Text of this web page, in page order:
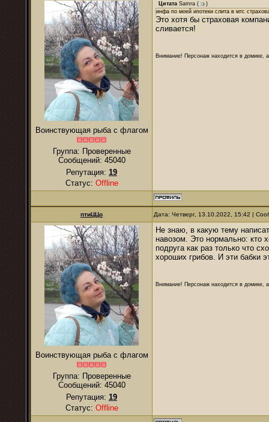
Воинствующая рыба с флагом
Группа: Проверенные
Сообщений: 45040
Репутация: 19
Статус: Offline
Цитата Samra (
)
инфа по моей ипотеки слита в мтс
Это хотя бы страховая
сливается!
Внимание! Персонаж находится в домике,
птиЦЦо Дата: Четверг, 13.10.2022, 15:42 |
Воинствующая рыба с флагом
Группа: Проверенные
Сообщений: 45040
Репутация: 19
Статус: Offline
Не знаю, в какую тему
навозом. Это нормально: кто
подруга как раз только что
хороших грибов. И эти бабки
Внимание! Персонаж находится в домике,